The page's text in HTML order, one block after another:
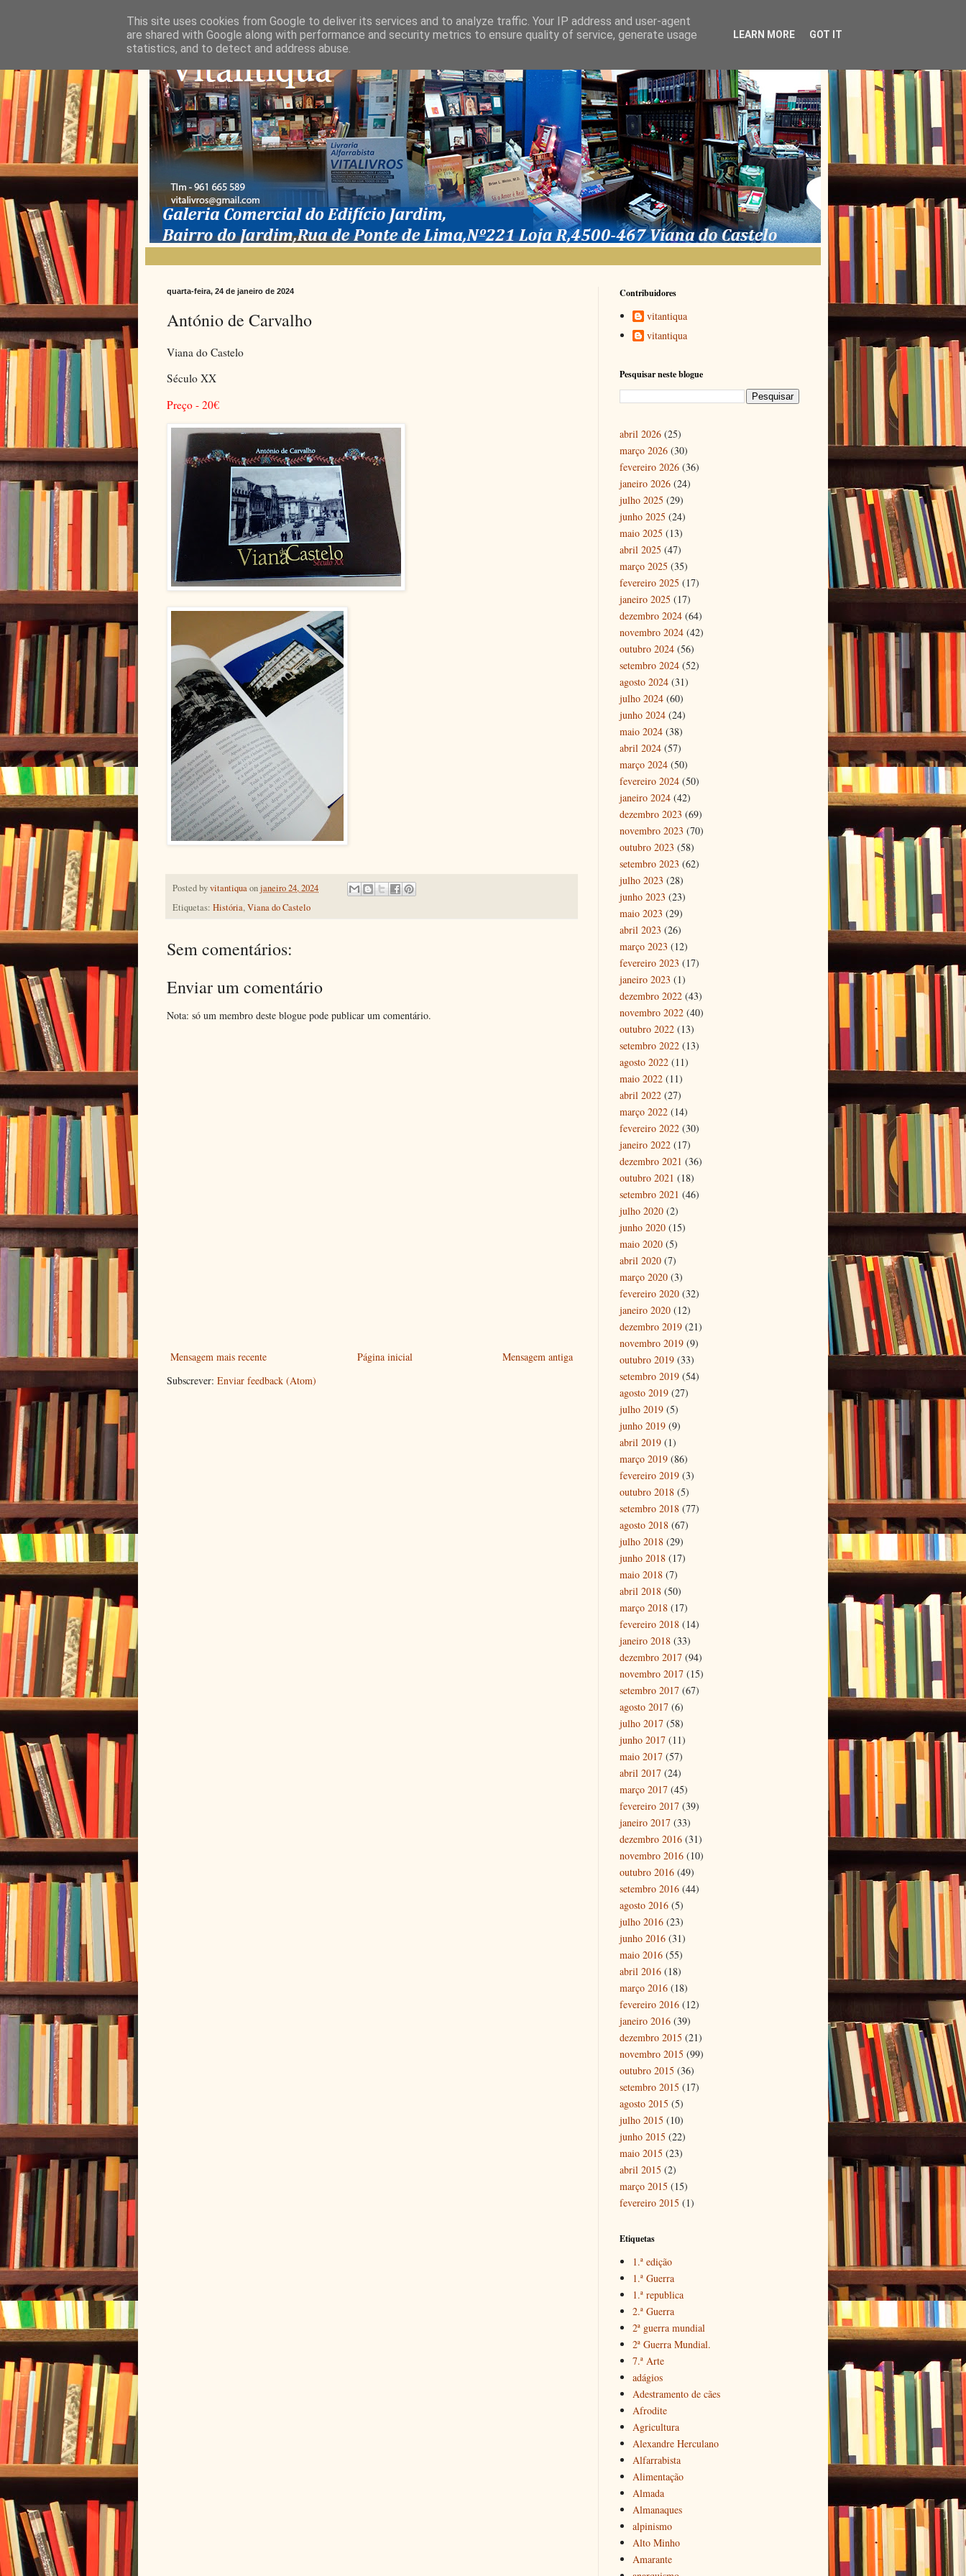
quarta-feira, 24 de janeiro de 2024
António de Carvalho
Viana do Castelo
Século XX
Preço - 20€
Posted byvitantiquaonjaneiro 24, 2024
Etiquetas: História,Viana do Castelo
Sem comentários:
Enviar um comentário
Nota: só um membro deste blogue pode publicar um comentário.
Mensagem mais recente Mensagem antiga
Página inicial
Subscrever: Enviar feedback (Atom)
Contribuidores
vitantiqua
vitantiqua
Pesquisar neste blogue
abril 2026 (25)
março 2026 (30)
fevereiro 2026 (36)
janeiro 2026 (24)
julho 2025 (29)
junho 2025 (24)
maio 2025 (13)
abril 2025 (47)
março 2025 (35)
fevereiro 2025 (17)
janeiro 2025 (17)
dezembro 2024 (64)
novembro 2024 (42)
outubro 2024 (56)
setembro 2024 (52)
agosto 2024 (31)
julho 2024 (60)
junho 2024 (24)
maio 2024 (38)
abril 2024 (57)
março 2024 (50)
fevereiro 2024 (50)
janeiro 2024 (42)
dezembro 2023 (69)
novembro 2023 (70)
outubro 2023 (58)
setembro 2023 (62)
julho 2023 (28)
junho 2023 (23)
maio 2023 (29)
abril 2023 (26)
março 2023 (12)
fevereiro 2023 (17)
janeiro 2023 (1)
dezembro 2022 (43)
novembro 2022 (40)
outubro 2022 (13)
setembro 2022 (13)
agosto 2022 (11)
maio 2022 (11)
abril 2022 (27)
março 2022 (14)
fevereiro 2022 (30)
janeiro 2022 (17)
dezembro 2021 (36)
outubro 2021 (18)
setembro 2021 (46)
julho 2020 (2)
junho 2020 (15)
maio 2020 (5)
abril 2020 (7)
março 2020 (3)
fevereiro 2020 (32)
janeiro 2020 (12)
dezembro 2019 (21)
novembro 2019 (9)
outubro 2019 (33)
setembro 2019 (54)
agosto 2019 (27)
julho 2019 (5)
junho 2019 (9)
abril 2019 (1)
março 2019 (86)
fevereiro 2019 (3)
outubro 2018 (5)
setembro 2018 (77)
agosto 2018 (67)
julho 2018 (29)
junho 2018 (17)
maio 2018 (7)
abril 2018 (50)
março 2018 (17)
fevereiro 2018 (14)
janeiro 2018 (33)
dezembro 2017 (94)
novembro 2017 (15)
setembro 2017 (67)
agosto 2017 (6)
julho 2017 (58)
junho 2017 (11)
maio 2017 (57)
abril 2017 (24)
março 2017 (45)
fevereiro 2017 (39)
janeiro 2017 (33)
dezembro 2016 (31)
novembro 2016 (10)
outubro 2016 (49)
setembro 2016 (44)
agosto 2016 (5)
julho 2016 (23)
junho 2016 (31)
maio 2016 (55)
abril 2016 (18)
março 2016 (18)
fevereiro 2016 (12)
janeiro 2016 (39)
dezembro 2015 (21)
novembro 2015 (99)
outubro 2015 (36)
setembro 2015 (17)
agosto 2015 (5)
julho 2015 (10)
junho 2015 (22)
maio 2015 (23)
abril 2015 (2)
março 2015 (15)
fevereiro 2015 (1)
Etiquetas
1.ª edição
1.ª Guerra
1.ª republica
2.ª Guerra
2ª guerra mundial
2ª Guerra Mundial.
7.ª Arte
adágios
Adestramento de cães
Afrodite
Agricultura
Alexandre Herculano
Alfarrabista
Alimentação
Almada
Almanaques
alpinismo
Alto Minho
Amarante
This site uses cookies from Google to deliver its services and to analyze traffic. Your IP address and user-agent
are shared with Google along with performance and security metrics to ensure quality of service, generate usage
statistics, and to detect and address abuse.
LEARN MORE GOT IT